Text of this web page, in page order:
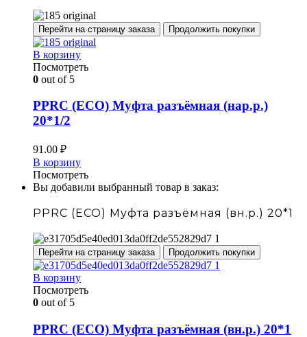
Перейти на страницу заказа Продолжить покупки
В корзину
Посмотреть
0 out of 5
PPRC (ECO) Муфта разъёмная (нар.р.)
20*1/2
91.00 ₽
В корзину
Посмотреть
Вы добавили выбранный товар в заказ:
PPRC (ECO) Муфта разъёмная (вн.р.) 20*1
Перейти на страницу заказа Продолжить покупки
В корзину
Посмотреть
0 out of 5
PPRC (ECO) Муфта разъёмная (вн.р.) 20*1